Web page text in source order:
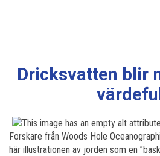
Dricksvatten blir
Forskare från Woods Hole
här illustrationen av jorden som en